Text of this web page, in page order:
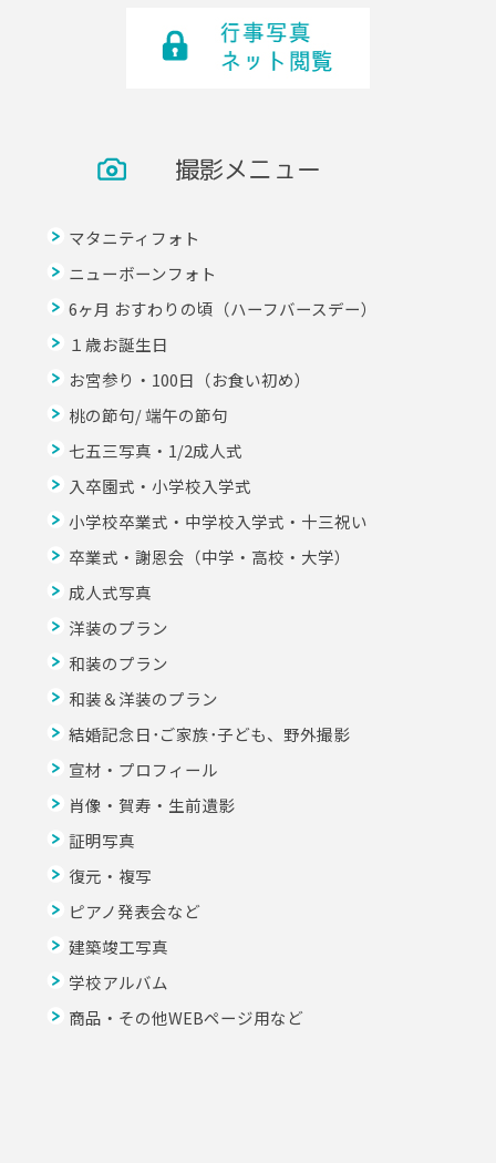
撮影メニュー
マタニティフォト
ニューボーンフォト
6ヶ月 おすわりの頃（ハーフバースデー）
１歳お誕生日
お宮参り・100日（お食い初め）
桃の節句/ 端午の節句
七五三写真・1/2成人式
入卒園式・小学校入学式
小学校卒業式・中学校入学式・十三祝い
卒業式・謝恩会（中学・高校・大学）
成人式写真
洋装のプラン
和装のプラン
和装＆洋装のプラン
結婚記念日･ご家族･子ども、野外撮影
宣材・プロフィール
肖像・賀寿・生前遺影
証明写真
復元・複写
ピアノ発表会など
建築竣工写真
学校アルバム
商品・その他WEBページ用など